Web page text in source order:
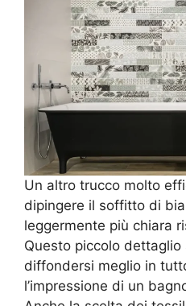
Un altro trucco molto
dipingere il soffitto di
leggermente più chiara
Questo piccolo dettaglio
diffondersi meglio in
l’impressione di un